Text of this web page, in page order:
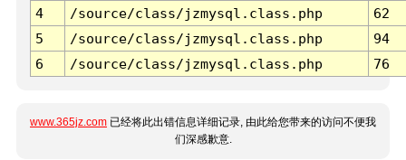
4
/source/class/jzmysql.class.php
62
5
/source/class/jzmysql.class.php
94
6
/source/class/jzmysql.class.php 76
www.365jz.com 已经将此出错信息详细记录, 由此给您带来的访问不便我
们深感歉意.